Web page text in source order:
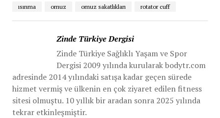
ısınma omuz omuz sakatlıkları rotator cuff
Zinde Türkiye Dergisi
Zinde Türkiye Sağlıklı Yaşam ve Spor
Dergisi 2009 yılında kurularak bodytr.com
adresinde 2014 yılındaki satışa kadar geçen sürede
hizmet vermiş ve ülkenin en çok ziyaret edilen fitness
sitesi olmuştu. 10 yıllık bir aradan sonra 2025 yılında
tekrar etkinleşmiştir.